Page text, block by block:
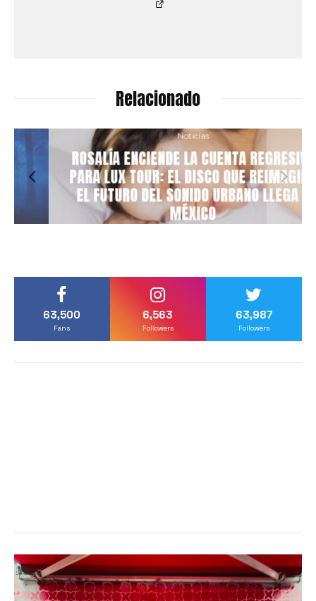
Relacionado
Noticias
ROSALÍA ENCIENDE LA CUENTA REGRESIVA
PARA LUX TOUR: EL DISCO QUE REIMAGINÓ
EL FUTURO DEL SONIDO URBANO LLEGA A
MÉXICO
63,500
Fans
6,563
Followers
63,987
Followers